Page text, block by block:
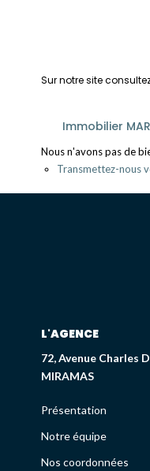
Sur notre site
Immobilier
Nous n'avons pas de
Transmettez-nous
L'AGENCE
72, Avenue Charles
MIRAMAS
Présentation
Notre équipe
Nos coordonnées